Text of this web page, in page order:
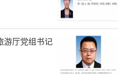
游厅党组书记